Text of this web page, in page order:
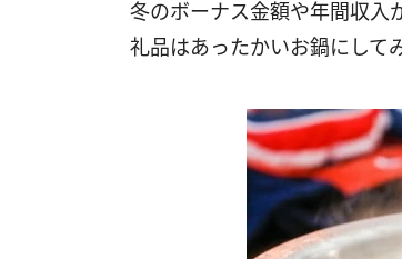
冬のボーナス金額や年間収入
礼品はあったかいお鍋にして